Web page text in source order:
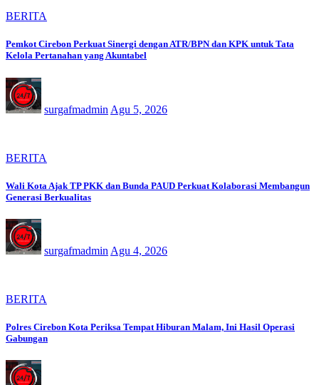
BERITA
Pemkot Cirebon Perkuat Sinergi dengan ATR/BPN dan KPK untuk Tata
Kelola Pertanahan yang Akuntabel
surgafmadmin Agu 5, 2026
BERITA
Wali Kota Ajak TP PKK dan Bunda PAUD Perkuat Kolaborasi Membangun
Generasi Berkualitas
surgafmadmin Agu 4, 2026
BERITA
Polres Cirebon Kota Periksa Tempat Hiburan Malam, Ini Hasil Operasi
Gabungan